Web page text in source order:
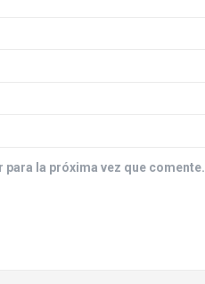
la próxima vez que comente.